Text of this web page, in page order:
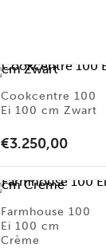
Cookcentre 100
Ei 100 cm Zwart
€3.250,00
Farmhouse 100
Ei 100 cm
Crème